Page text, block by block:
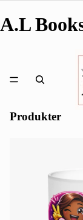
A.L
Produkter